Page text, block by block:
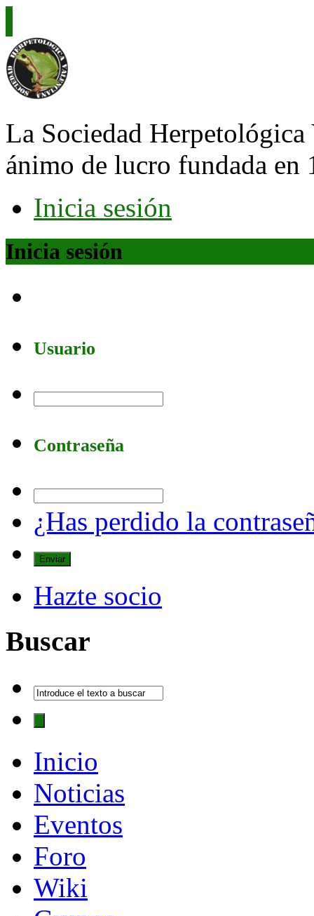
La Sociedad Herpetológica
ánimo de lucro fundada en
Inicia sesión
Inicia sesión
Usuario
Contraseña
¿Has perdido la
Hazte socio
Buscar
Inicio
Noticias
Eventos
Foro
Wiki